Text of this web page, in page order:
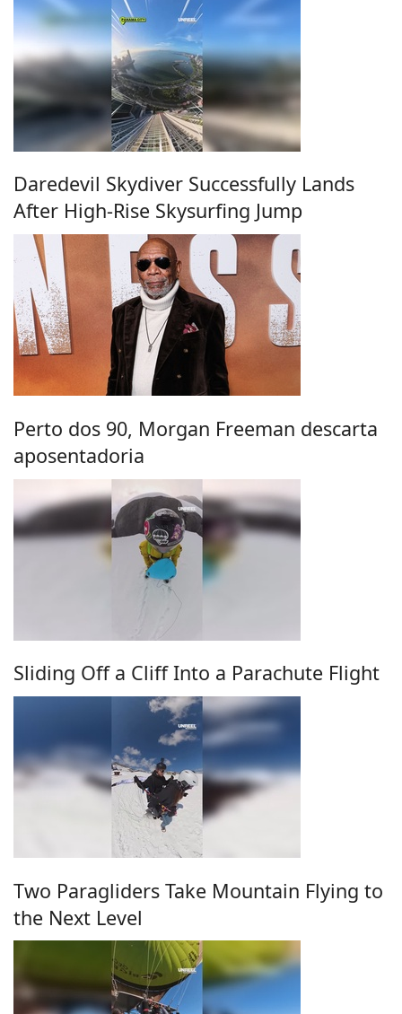
Daredevil Skydiver Successfully Lands
After High-Rise Skysurfing Jump
Perto dos 90, Morgan Freeman descarta
aposentadoria
Sliding Off a Cliff Into a Parachute Flight
Two Paragliders Take Mountain Flying to
the Next Level